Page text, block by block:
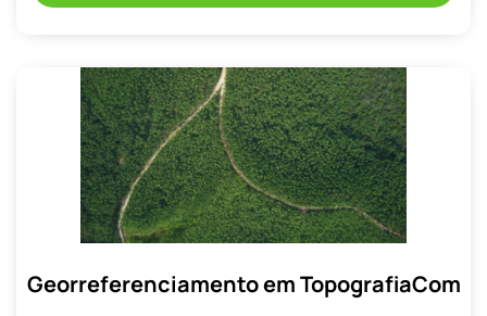
Georreferenciamento em TopografiaCom